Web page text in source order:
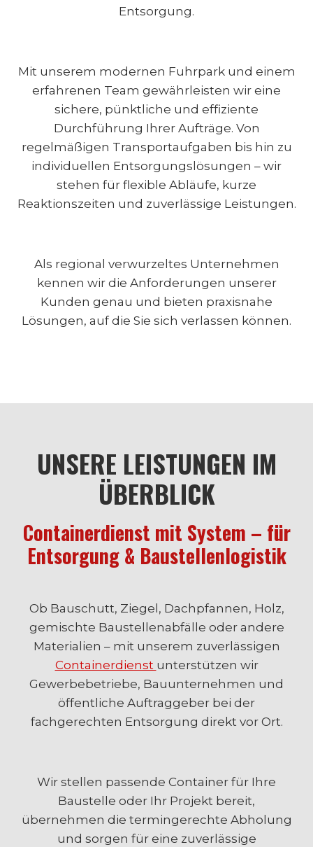
Entsorgung.
Mit unserem modernen Fuhrpark und einem
erfahrenen Team gewährleisten wir eine
sichere, pünktliche und effiziente
Durchführung Ihrer Aufträge. Von
regelmäßigen Transportaufgaben bis hin zu
individuellen Entsorgungslösungen – wir
stehen für flexible Abläufe, kurze
Reaktionszeiten und zuverlässige Leistungen.
Als regional verwurzeltes Unternehmen
kennen wir die Anforderungen unserer
Kunden genau und bieten praxisnahe
Lösungen, auf die Sie sich verlassen können.
UNSERE LEISTUNGEN IM
ÜBERBLICK
Containerdienst mit System – für
Entsorgung & Baustellenlogistik
Ob Bauschutt, Ziegel, Dachpfannen, Holz,
gemischte Baustellenabfälle oder andere
Materialien – mit unserem zuverlässigen
Containerdienst unterstützen wir
Gewerbebetriebe, Bauunternehmen und
öffentliche Auftraggeber bei der
fachgerechten Entsorgung direkt vor Ort.
Wir stellen passende Container für Ihre
Baustelle oder Ihr Projekt bereit,
übernehmen die termingerechte Abholung
und sorgen für eine zuverlässige